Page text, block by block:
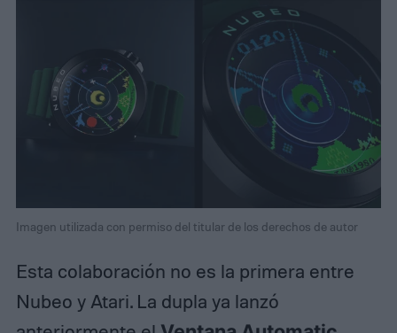
Imagen utilizada con permiso del titular de los derechos de autor
Esta colaboración no es la primera entre
Nubeo y Atari. La dupla ya lanzó